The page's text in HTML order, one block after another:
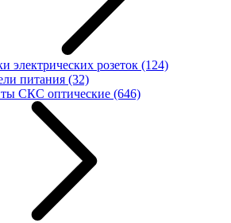
электрических розеток (124)
питания (32)
СКС оптические (646)